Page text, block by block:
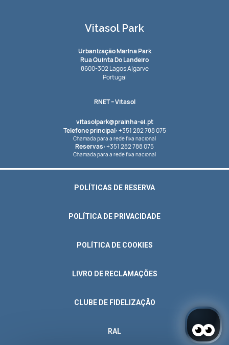
Vitasol Park
Urbanização Marina Park
Rua Quinta Do Landeiro
8600-302 Lagos Algarve
Portugal
RNET– Vitasol
vitasolpark@prainha-ei.pt
Telefone principal:+351 282 788 075
Chamada para a rede fixa nacional
Reservas:+351 282 788 075
Chamada para a rede fixa nacional
POLÍTICAS DE RESERVA
POLÍTICA DE PRIVACIDADE
POLÍTICA DE COOKIES
LIVRO DE RECLAMAÇÕES
CLUBE DE FIDELIZAÇÃO
RAL